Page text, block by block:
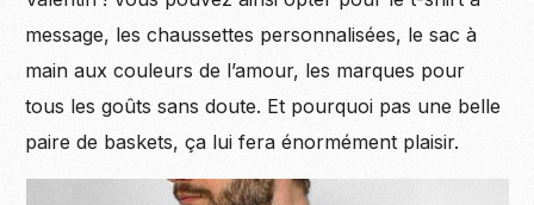
message, les chaussettes personnalisées, le sac à
main aux couleurs de l’amour, les marques pour
tous les goûts sans doute. Et pourquoi pas une belle
paire de baskets, ça lui fera énormément plaisir.